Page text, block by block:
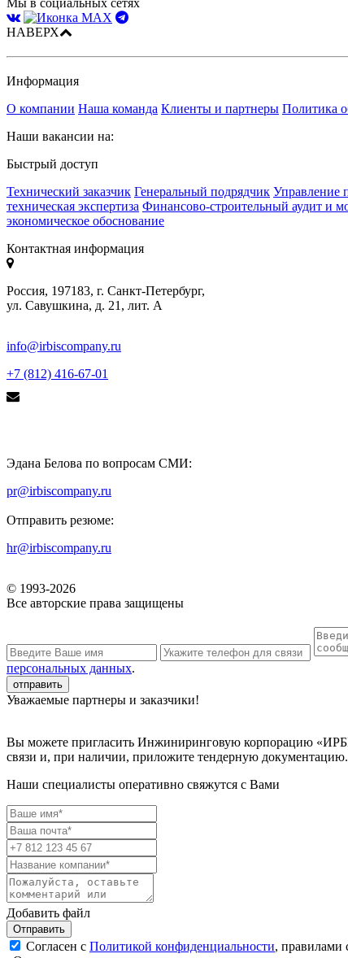
НАВЕРХ
Информация
О компании Наша команда Клиенты и партнеры Политика
Наши вакансии на:
Быстрый доступ
Технический заказчик Генеральный подрядчик Управление
техническая экспертиза Финансово-строительный аудит и
экономическое обоснование
Контактная информация
Россия, 197183, г. Санкт-Петербург,
ул. Савушкина, д. 21, лит. А
info@irbiscompany.ru
+7 (812) 416-67-01
Эдана Белова по вопросам СМИ:
pr@irbiscompany.ru
Отправить резюме:
hr@irbiscompany.ru
© 1993-2026
Все авторские права защищены
персональных данных.
Уважаемые партнеры и заказчики!
Вы можете пригласить Инжиниринговую корпорацию
связи и, при наличии, приложите тендерную документацию.
Наши специалисты оперативно свяжутся с Вами
Добавить файл
Отправить
Согласен с Политикой конфиденциальности, правилами